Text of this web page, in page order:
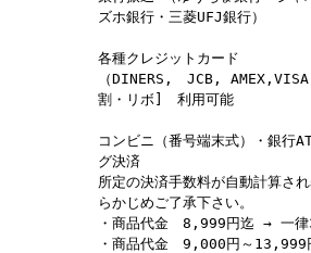
ズホ銀行・三菱UFJ銀行）
各種クレジットカード
（DINERS, JCB,
割・リボ] 利用可能
コンビニ（番号端末式）・銀行
グ決済
所定の決済手数料が自動計算さ
らかじめご了承下さい。
・商品代金 8,999円迄 → 一律
・商品代金 9,000円～